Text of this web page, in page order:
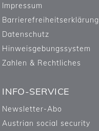
Impressum
Barrierefreiheitserklärung
Datenschutz
Hinweisgebungssystem
Zahlen & Rechtliches
INFO-SERVICE
Newsletter-Abo
Austrian social security